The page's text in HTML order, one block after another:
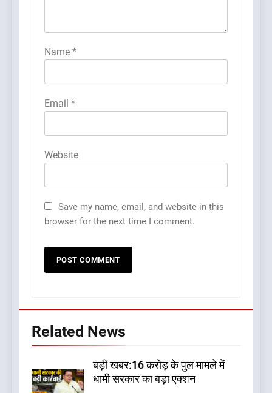
Name *
Email *
Website
Save my name, email, and website in this
browser for the next time I comment.
Related News
बड़ी खबर:16 करोड़ के पुल मामले में
धामी सरकार का बड़ा एक्शन